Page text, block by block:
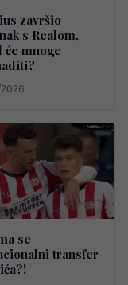
završio
s Realom,
će mnoge
se
transfer